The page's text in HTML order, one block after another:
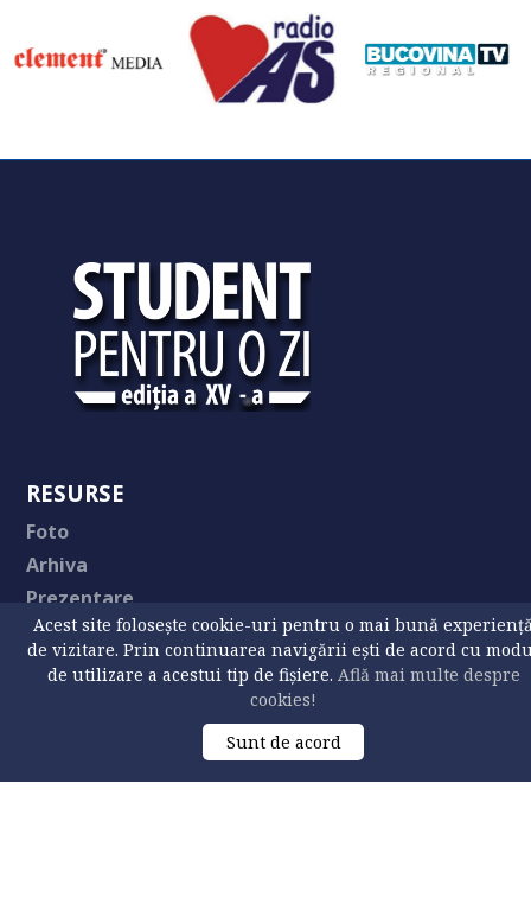
RESURSE
Foto
Arhiva
Prezentare
Tematici
Calendar
Acest site folosește cookie-uri pentru o mai bună
de vizitare. Prin continuarea navigării ești de acord cu
de utilizare a acestui tip de fișiere. Află mai multe despre
cookies!
Sunt de acord